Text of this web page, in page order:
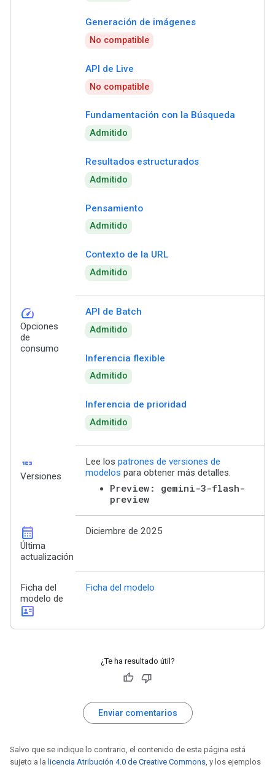
Generación de imágenes
No compatible
API de Live
No compatible
Fundamentación con la Búsqueda
Admitido
Resultados estructurados
Admitido
Pensamiento
Admitido
Contexto de la URL
Admitido
speed
Opciones
de
consumo
API de Batch
Admitido
Inferencia flexible
Admitido
Inferencia de prioridad
Admitido
123
Versiones
Lee los patrones de versiones de
modelos para obtener más detalles.
Preview: gemini-3-flash-
preview
calendar_month
Última
actualización
Diciembre de 2025
Ficha del
modelo de
id_card
Ficha del modelo
¿Te ha resultado útil?
Enviar comentarios
Salvo que se indique lo contrario, el contenido de esta página está
sujeto a la licencia Atribución 4.0 de Creative Commons, y los ejemplos